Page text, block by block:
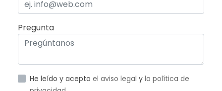
Pregunta
He leído y acepto el aviso legal y la política de